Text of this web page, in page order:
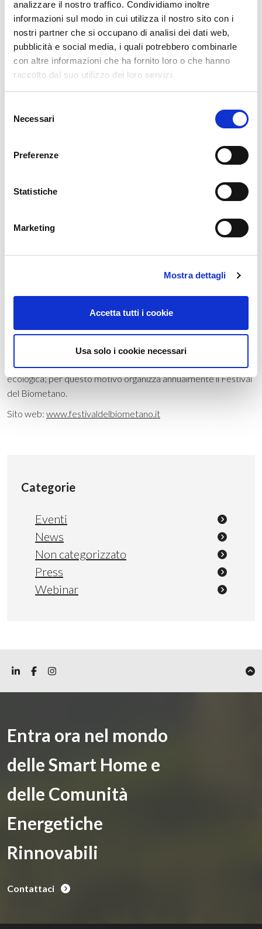
analizzare il nostro traffico. Condividiamo inoltre
informazioni sul modo in cui utilizza il nostro sito con i
nostri partner che si occupano di analisi dei dati web,
pubblicità e social media, i quali potrebbero combinarle
con altre informazioni che ha fornito loro o che hanno
raccolto dal suo utilizzo dei loro servizi.
delNecessari
Preferenze
Statistiche
Marketing
Mostra dettagli
Accetta tutti i cookie
Usa solo i cookie necessari
CER, CER&GO, Cogenera Italia) e sulla capacità di sviluppare,
direttamente o in collaborazione con partner, progetti
articolati di condivisione collettiva dell’energia rinnovabile
generata da gruppi di utenti connessi alla rete elettrica. Le
singole aziende del Gruppo possono operare tanto in modo
autonomo quanto in sinergia, in funzione degli obiettivi dei
singoli progetti, grazie alla complementarità delle competenze
digitale Regalgrid®.
LinkedIn:https://www.linkedin.com/company/regalgrid-
Gruppo FemoGas
zaltron.comunicazione@femogas.it
carburanti non fossili e fertilizzante organico, entrambi ottenuti
esclusivamente da reflui zootecnici, scarti agricoli e secondi
raccolti. L’azienda è impegnata nella divulgazione, anche con le
scuole, di temi legati all’economia circolare e alla transizione
ecologica; per questo motivo organizza annualmente il Festival
del Biometano.
Sito web: www.festivaldelbiometano.it
Categorie
Eventi
News
Non categorizzato
Press
Webinar
Entra ora nel mondo
delle Smart Home e
delle Comunità
Energetiche
Rinnovabili
Contattaci